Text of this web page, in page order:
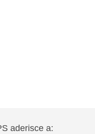
aderisce a: